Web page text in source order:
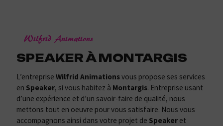
Wilfrid Animations
SPEAKER À MONTARGIS
L’entreprise Wilfrid Animationsvous propose ses services
en Speaker, si vous habitez à Montargis. Entreprise usant
d’une expérience et d’un savoir-faire de qualité, nous
mettons tout en oeuvre pour vous satisfaire. Nous vous
accompagnons ainsi dans votre projet de Speaker et